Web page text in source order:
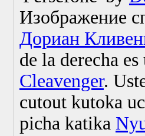
Изображение
Дориан
de la derecha
Cleavenger.
cutout kutoka
picha katika